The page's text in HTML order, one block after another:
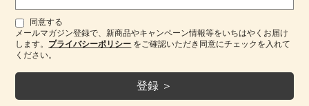
同意する
メールマガジン登録で、新商品やキャンペーン情報等をいちはやくお届け
します。 プライバシーポリシー をご確認いただき同意にチェックを入れて
ください。